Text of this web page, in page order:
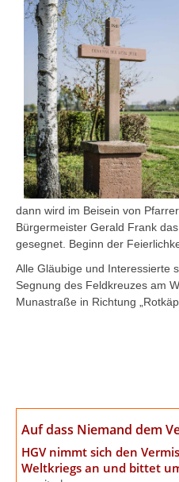
dann wird im Beisein von
Bürgermeister Gerald Frank
gesegnet. Beginn der
Alle Gläubige und Interessierte
Segnung des Feldkreuzes am
Munastraße in Richtung
Auf dass Niemand dem
HGV nimmt sich den
Weltkriegs an und bittet